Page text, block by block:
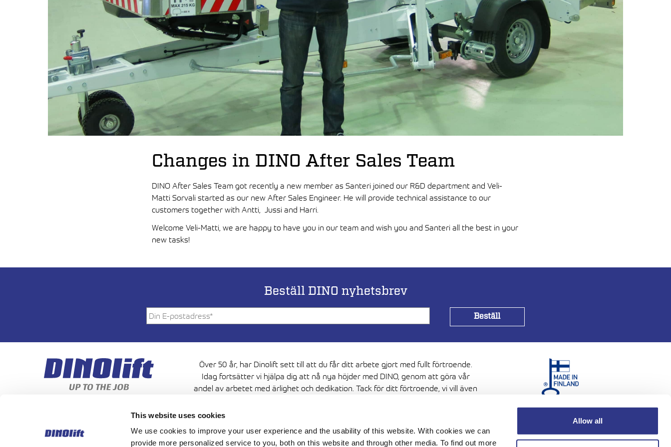
This website uses cookies
We use cookies to improve your user experience and the usability of this website. With cookies we can
provide more personalized service to you, both on this website and through other media. To find out more
Allow all
Changes in DINO After Sales Team
DINO After Sales Team got recently a new member as Santeri joined our R&D department and Veli-
Matti Sorvali started as our new After Sales Engineer. He will provide technical assistance to our
customers together with Antti, Jussi and Harri.
Welcome Veli-Matti, we are happy to have you in our team and wish you and Santeri all the best in your
new tasks!
Beställ DINO nyhetsbrev
Över 50 år, har Dinolift sett till att du får ditt arbete gjort med fullt förtroende.
Idag fortsätter vi hjälpa dig att nå nya höjder med DINO, genom att göra vår
andel av arbetet med ärlighet och dedikation. Tack för ditt förtroende, vi vill även